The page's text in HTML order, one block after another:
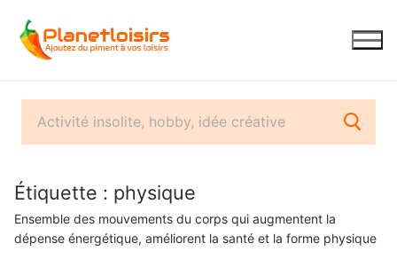
contenu
Étiquette : physique
Ensemble des mouvements du corps qui augmentent la
dépense énergétique, améliorent la santé et la forme physique